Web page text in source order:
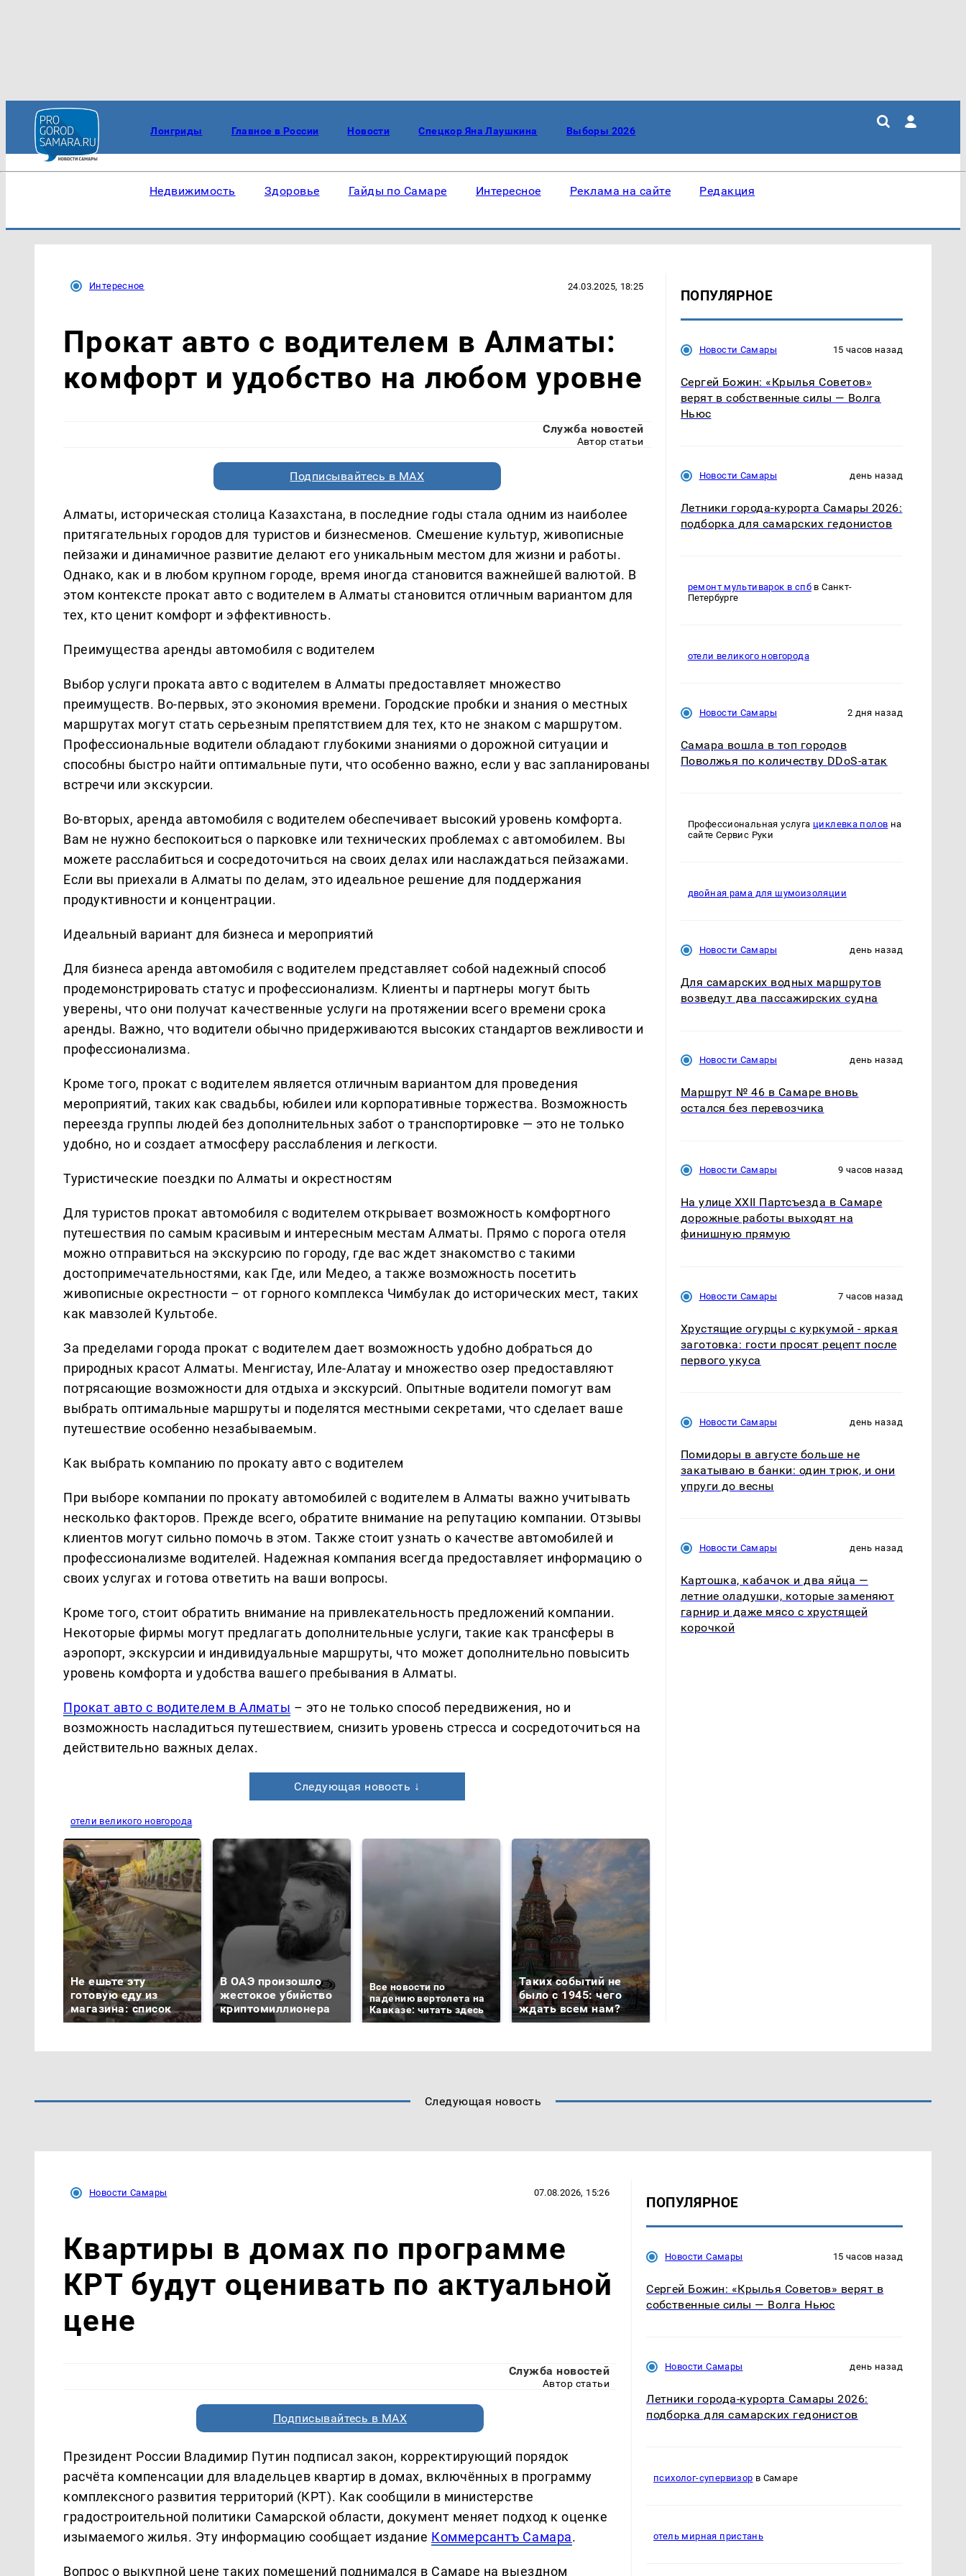
Лонгриды Главное в России Новости Спецкор Яна Лаушкина Выборы 2026
Недвижимость Здоровье Гайды по Самаре Интересное Реклама на сайте Редакция
Интересное 24.03.2025, 18:25
Прокат авто с водителем в Алматы:
комфорт и удобство на любом уровне
Служба новостей
Автор статьи
Подписывайтесь в MAX
Алматы, историческая столица Казахстана, в последние годы стала одним из наиболее
притягательных городов для туристов и бизнесменов. Смешение культур, живописные
пейзажи и динамичное развитие делают его уникальным местом для жизни и работы.
Однако, как и в любом крупном городе, время иногда становится важнейшей валютой. В
этом контексте прокат авто с водителем в Алматы становится отличным вариантом для
тех, кто ценит комфорт и эффективность.
Преимущества аренды автомобиля с водителем
Выбор услуги проката авто с водителем в Алматы предоставляет множество
преимуществ. Во-первых, это экономия времени. Городские пробки и знания о местных
маршрутах могут стать серьезным препятствием для тех, кто не знаком с маршрутом.
Профессиональные водители обладают глубокими знаниями о дорожной ситуации и
способны быстро найти оптимальные пути, что особенно важно, если у вас запланированы
встречи или экскурсии.
Во-вторых, аренда автомобиля с водителем обеспечивает высокий уровень комфорта.
Вам не нужно беспокоиться о парковке или технических проблемах с автомобилем. Вы
можете расслабиться и сосредоточиться на своих делах или наслаждаться пейзажами.
Если вы приехали в Алматы по делам, это идеальное решение для поддержания
продуктивности и концентрации.
Идеальный вариант для бизнеса и мероприятий
Для бизнеса аренда автомобиля с водителем представляет собой надежный способ
продемонстрировать статус и профессионализм. Клиенты и партнеры могут быть
уверены, что они получат качественные услуги на протяжении всего времени срока
аренды. Важно, что водители обычно придерживаются высоких стандартов вежливости и
профессионализма.
Кроме того, прокат с водителем является отличным вариантом для проведения
мероприятий, таких как свадьбы, юбилеи или корпоративные торжества. Возможность
переезда группы людей без дополнительных забот о транспортировке — это не только
удобно, но и создает атмосферу расслабления и легкости.
Туристические поездки по Алматы и окрестностям
Для туристов прокат автомобиля с водителем открывает возможность комфортного
путешествия по самым красивым и интересным местам Алматы. Прямо с порога отеля
можно отправиться на экскурсию по городу, где вас ждет знакомство с такими
достопримечательностями, как Где, или Медео, а также возможность посетить
живописные окрестности – от горного комплекса Чимбулак до исторических мест, таких
как мавзолей Культобе.
За пределами города прокат с водителем дает возможность удобно добраться до
природных красот Алматы. Менгистау, Иле-Алатау и множество озер предоставляют
потрясающие возможности для отдыха и экскурсий. Опытные водители помогут вам
выбрать оптимальные маршруты и поделятся местными секретами, что сделает ваше
путешествие особенно незабываемым.
Как выбрать компанию по прокату авто с водителем
При выборе компании по прокату автомобилей с водителем в Алматы важно учитывать
несколько факторов. Прежде всего, обратите внимание на репутацию компании. Отзывы
клиентов могут сильно помочь в этом. Также стоит узнать о качестве автомобилей и
профессионализме водителей. Надежная компания всегда предоставляет информацию о
своих услугах и готова ответить на ваши вопросы.
Кроме того, стоит обратить внимание на привлекательность предложений компании.
Некоторые фирмы могут предлагать дополнительные услуги, такие как трансферы в
аэропорт, экскурсии и индивидуальные маршруты, что может дополнительно повысить
уровень комфорта и удобства вашего пребывания в Алматы.
Прокат авто с водителем в Алматы – это не только способ передвижения, но и
возможность насладиться путешествием, снизить уровень стресса и сосредоточиться на
действительно важных делах.
Следующая новость ↓
отели великого новгорода
Не ешьте эту
готовую еду из
магазина: список
В ОАЭ произошло
жестокое убийство
криптомиллионера
Все новости по
падению вертолета на
Кавказе: читать здесь
Таких событий не
было с 1945: чего
ждать всем нам?
ПОПУЛЯРНОЕ
Новости Самары 15 часов назад
Сергей Божин: «Крылья Советов»
верят в собственные силы — Волга
Ньюс
Новости Самары день назад
Летники города-курорта Самары 2026:
подборка для самарских гедонистов
ремонт мультиварок в спбв Санкт-
Петербурге
отели великого новгорода
Новости Самары 2 дня назад
Самара вошла в топ городов
Поволжья по количеству DDoS-атак
Профессиональная услуга циклевка полов на
сайте Сервис Руки
двойная рама для шумоизоляции
Новости Самары день назад
Для самарских водных маршрутов
возведут два пассажирских судна
Новости Самары день назад
Маршрут № 46 в Самаре вновь
остался без перевозчика
Новости Самары 9 часов назад
На улице XXII Партсъезда в Самаре
дорожные работы выходят на
финишную прямую
Новости Самары 7 часов назад
Хрустящие огурцы с куркумой - яркая
заготовка: гости просят рецепт после
первого укуса
Новости Самары день назад
Помидоры в августе больше не
закатываю в банки: один трюк, и они
упруги до весны
Новости Самары день назад
Картошка, кабачок и два яйца —
летние оладушки, которые заменяют
гарнир и даже мясо с хрустящей
корочкой
Следующая новость
Новости Самары 07.08.2026, 15:26
Квартиры в домах по программе
КРТ будут оценивать по актуальной
цене
Служба новостей
Автор статьи
Подписывайтесь в MAX
Президент России Владимир Путин подписал закон, корректирующий порядок
расчёта компенсации для владельцев квартир в домах, включённых в программу
комплексного развития территорий (КРТ). Как сообщили в министерстве
градостроительной политики Самарской области, документ меняет подход к оценке
изымаемого жилья. Эту информацию сообщает издание Коммерсантъ Самара.
Вопрос о выкупной цене таких помещений поднимался в Самаре на выездном
ПОПУЛЯРНОЕ
Новости Самары 15 часов назад
Сергей Божин: «Крылья Советов» верят в
собственные силы — Волга Ньюс
Новости Самары день назад
Летники города-курорта Самары 2026:
подборка для самарских гедонистов
психолог-супервизор в Самаре
отель мирная пристань